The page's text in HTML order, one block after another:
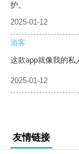
护。
2025-01-12
游客
这款app就像我的私
2025-01-12
友情链接